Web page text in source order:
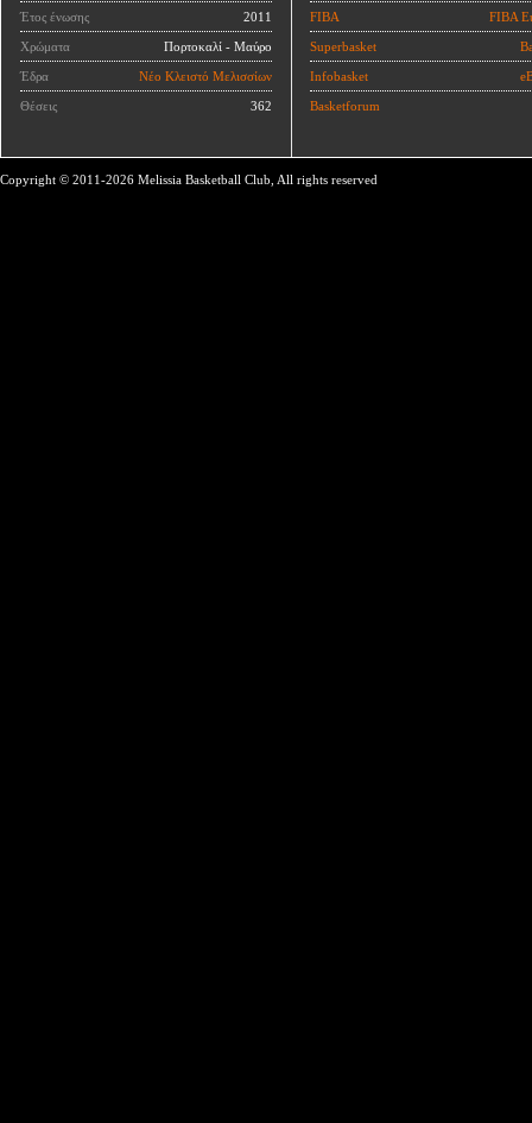
Έτος ένωσης 2011
Χρώματα Πορτοκαλί - Μαύρο
Έδρα Νέο Κλειστό Μελισσίων
Θέσεις 362
FIBA FIBA
Superbasket
Infobasket
Basketforum
Copyright © 2011-2026 Melissia Basketball Club, All rights reserved